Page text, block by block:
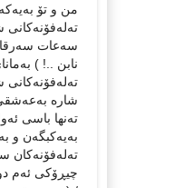
من و تۆ
سەعات
نابن ..! )
شارە
تەنها باسی
بەیەکبگەن و
تەلەفۆنەکان
چیڕۆکی ئەم